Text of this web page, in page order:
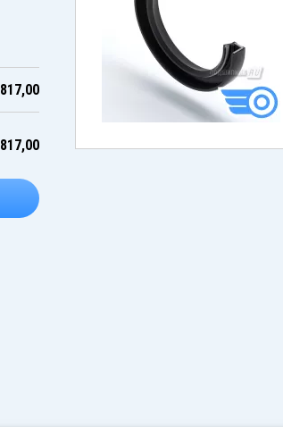
817,00
817,00